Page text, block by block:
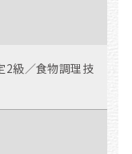
2級／食物調理技